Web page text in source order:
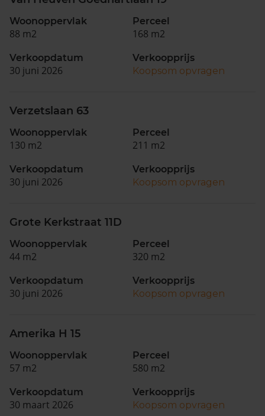
Woonoppervlak
88 m2
Perceel
168 m2
Verkoopdatum
30 juni 2026
Verkoopprijs
Koopsom opvragen
Verzetslaan 63
Woonoppervlak
130 m2
Perceel
211 m2
Verkoopdatum
30 juni 2026
Verkoopprijs
Koopsom opvragen
Grote Kerkstraat 11D
Woonoppervlak
44 m2
Perceel
320 m2
Verkoopdatum
30 juni 2026
Verkoopprijs
Koopsom opvragen
Amerika H 15
Woonoppervlak
57 m2
Perceel
580 m2
Verkoopdatum
30 maart 2026
Verkoopprijs
Koopsom opvragen